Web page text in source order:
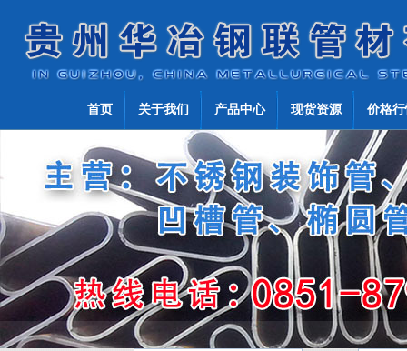
首页 关于我们 产品中心 现货资源 价格